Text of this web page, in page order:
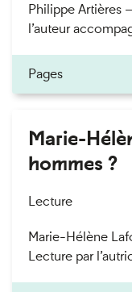
Philippe Artières
l’auteur
Pages
Marie-
hommes ?
Lecture
Marie-Hélène
Lecture par